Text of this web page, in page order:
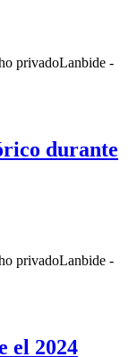
privadoLanbide -
durante
privadoLanbide -
el 2024